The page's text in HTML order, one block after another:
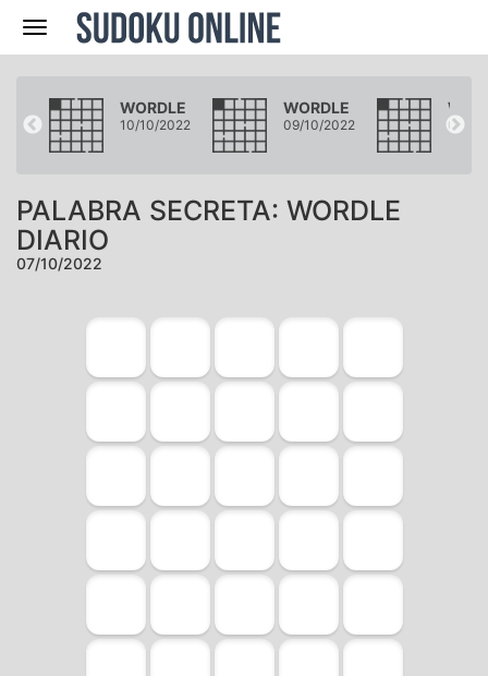
Navegación
WORDLE
10/10/2022
WORDLE
09/10/2022 08/
PALABRA SECRETA: WORDLE
DIARIO
07/10/2022